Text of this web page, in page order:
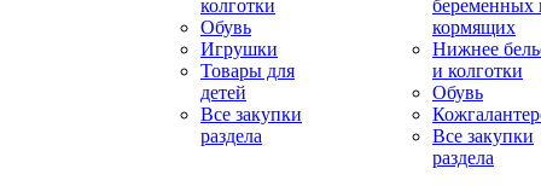
колготки
Обувь
Игрушки
Товары для
детей
Все закупки
раздела
беременных
кормящих
Нижнее
и колготки
Обувь
Все закупки
раздела